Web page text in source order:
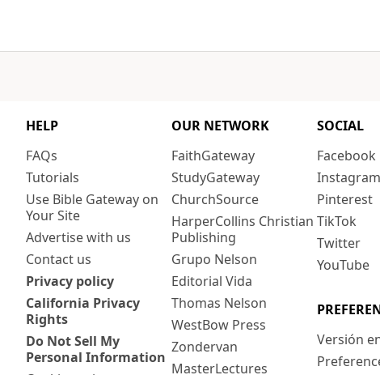
HELP
FAQs
Tutorials
Use Bible Gateway on
Your Site
Advertise with us
Contact us
Privacy policy
California Privacy
Rights
Do Not Sell My
Personal Information
OUR NETWORK
FaithGateway
StudyGateway
ChurchSource
HarperCollins Christian
Publishing
Grupo Nelson
Editorial Vida
Thomas Nelson
WestBow Press
Zondervan
MasterLectures
SOCIAL
Facebook
Instagram
Pinterest
TikTok
Twitter
YouTube
Versión